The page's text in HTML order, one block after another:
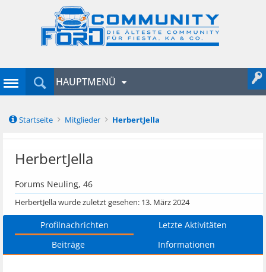
Startseite Mitglieder HerbertJella
HerbertJella
Forums Neuling, 46
HerbertJella wurde zuletzt gesehen: 13. März 2024
Profilnachrichten
Letzte Aktivitäten
Beiträge
Informationen
HAUPTMENÜ